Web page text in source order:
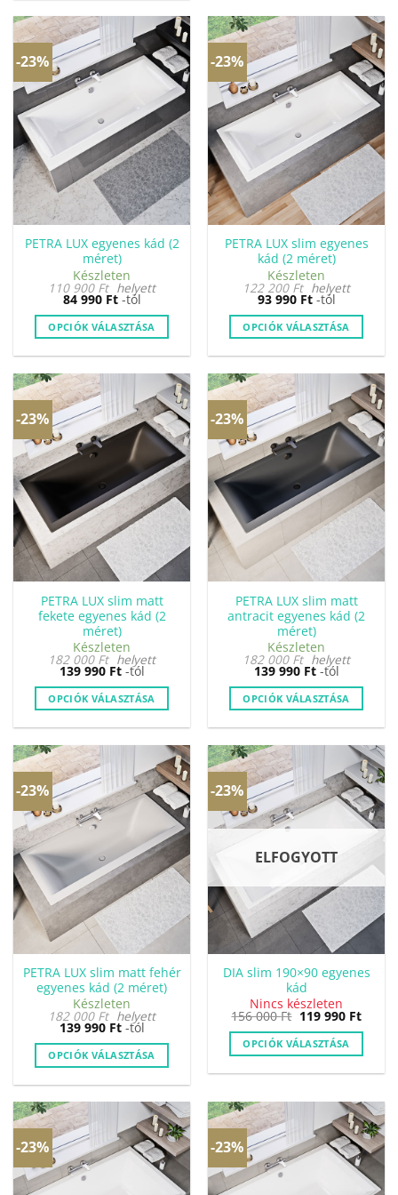
terméknek
több
variációja
van.
változatok
a
termékoldalon
választhatók
ki
-23%
PETRA LUX egyenes kád (2
méret)
Készleten
110 900 Ft helyett
84 990 Ft-tól
OPCIÓK VÁLASZTÁSA
több
variációja
van.
változatok
a
termékoldalon
választhatók
ki
-23%
PETRA LUX slim egyenes
kád (2 méret)
Készleten
122 200 Ft helyett
93 990 Ft-tól
OPCIÓK VÁLASZTÁSA
több
variációja
van.
változatok
a
termékoldalon
választhatók
ki
-23%
PETRA LUX slim matt
fekete egyenes kád (2
méret)
Készleten
182 000 Ft helyett
139 990 Ft-tól
OPCIÓK VÁLASZTÁSA
több
variációja
van.
változatok
a
termékoldalon
választhatók
ki
-23%
PETRA LUX slim matt
antracit egyenes kád (2
méret)
Készleten
182 000 Ft helyett
139 990 Ft-tól
OPCIÓK VÁLASZTÁSA
terméknek
variációja
van.
változatok
termékoldalon
választhatók
-23%
PETRA LUX slim matt fehér
egyenes kád (2 méret)
Készleten
182 000 Ft helyett
139 990 Ft-tól
OPCIÓK VÁLASZTÁSA
terméknek
több
variációja
van.
-23%
ELFOGYOTT
DIA slim 190×90 egyenes
kád
Nincs készleten
156 000Ft Original
was:
156
000 Ft.
119 990 Ft
is:
990
OPCIÓK VÁLASZTÁSA
-23% -23%